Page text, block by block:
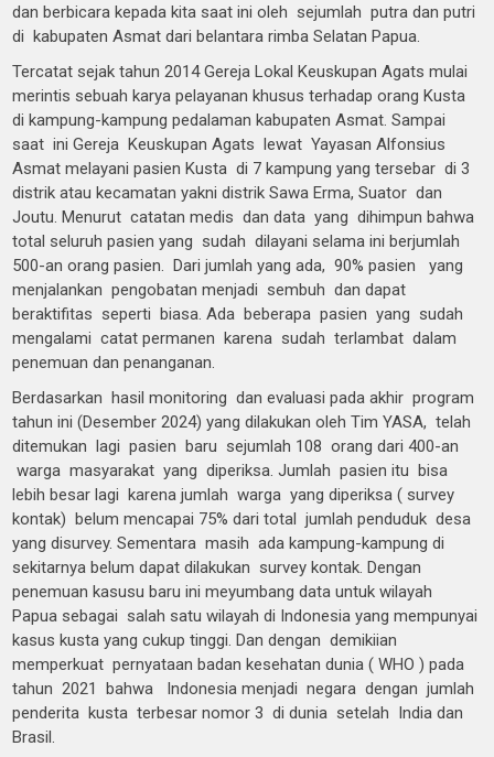
dan berbicara kepada kita saat ini oleh sejumlah putra dan putri
di kabupaten Asmat dari belantara rimba Selatan Papua.
Tercatat sejak tahun 2014 Gereja Lokal Keuskupan Agats mulai
merintis sebuah karya pelayanan khusus terhadap orang Kusta
di kampung-kampung pedalaman kabupaten Asmat. Sampai
saat ini Gereja Keuskupan Agats lewat Yayasan Alfonsius
Asmat melayani pasien Kusta di 7 kampung yang tersebar di 3
distrik atau kecamatan yakni distrik Sawa Erma, Suator dan
Joutu. Menurut catatan medis dan data yang dihimpun bahwa
total seluruh pasien yang sudah dilayani selama ini berjumlah
500-an orang pasien. Dari jumlah yang ada, 90% pasien yang
menjalankan pengobatan menjadi sembuh dan dapat
beraktifitas seperti biasa. Ada beberapa pasien yang sudah
mengalami catat permanen karena sudah terlambat dalam
penemuan dan penanganan.
Berdasarkan hasil monitoring dan evaluasi pada akhir program
tahun ini (Desember 2024) yang dilakukan oleh Tim YASA, telah
ditemukan lagi pasien baru sejumlah 108 orang dari 400-an
warga masyarakat yang diperiksa. Jumlah pasien itu bisa
lebih besar lagi karena jumlah warga yang diperiksa ( survey
kontak) belum mencapai 75% dari total jumlah penduduk desa
yang disurvey. Sementara masih ada kampung-kampung di
sekitarnya belum dapat dilakukan survey kontak. Dengan
penemuan kasusu baru ini meyumbang data untuk wilayah
Papua sebagai salah satu wilayah di Indonesia yang mempunyai
kasus kusta yang cukup tinggi. Dan dengan demikiian
memperkuat pernyataan badan kesehatan dunia ( WHO ) pada
tahun 2021 bahwa Indonesia menjadi negara dengan jumlah
penderita kusta terbesar nomor 3 di dunia setelah India dan
Brasil.